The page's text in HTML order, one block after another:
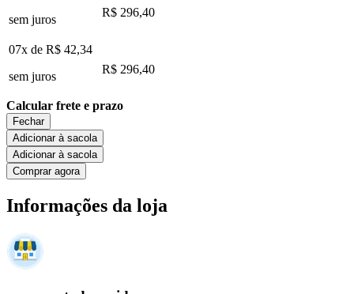
sem juros
R$ 296,40
07x de R$ 42,34
sem juros
R$ 296,40
Calcular frete e prazo
Fechar
Adicionar à sacola
Adicionar à sacola
Comprar agora
Informações da loja